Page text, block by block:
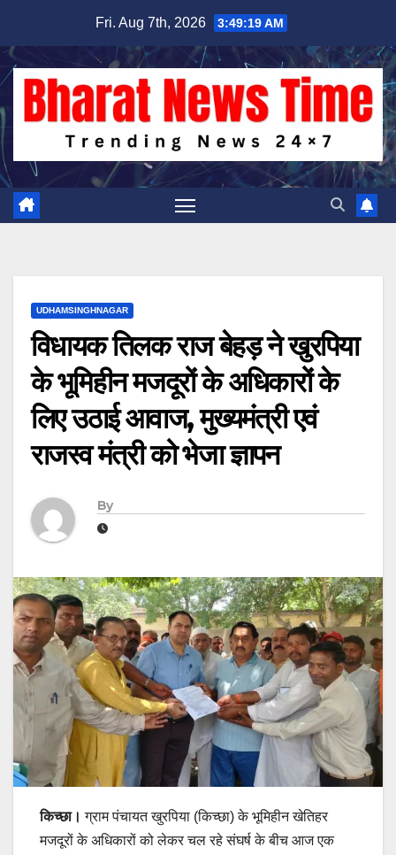
content
Fri. Aug 7th, 2026 3:49:20 AM
UDHAMSINGHNAGAR
विधायक तिलक राज बेहड़ ने खुरपिया
के भूमिहीन मजदूरों के अधिकारों के
लिए उठाई आवाज, मुख्यमंत्री एवं
राजस्व मंत्री को भेजा ज्ञापन
By
किच्छा। ग्राम पंचायत खुरपिया (किच्छा) के भूमिहीन खेतिहर
मजदूरों के अधिकारों को लेकर चल रहे संघर्ष के बीच आज एक